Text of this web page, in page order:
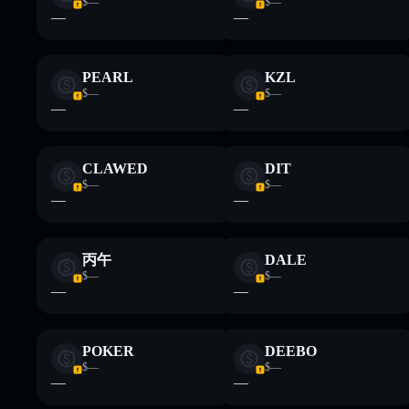
— —
PEARL
$—
—
KZL
$—
—
CLAWED
$—
—
DIT
$—
—
丙午
$—
—
DALE
$—
—
POKER
$—
—
DEEBO
$—
—